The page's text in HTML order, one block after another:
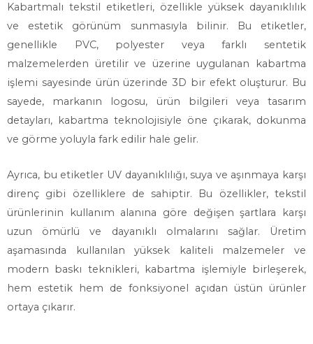
Kabartmalı tekstil etiketleri, özellikle yüksek dayanıklılık
ve estetik görünüm sunmasıyla bilinir. Bu etiketler,
genellikle PVC, polyester veya farklı sentetik
malzemelerden üretilir ve üzerine uygulanan kabartma
işlemi sayesinde ürün üzerinde 3D bir efekt oluşturur. Bu
sayede, markanın logosu, ürün bilgileri veya tasarım
detayları, kabartma teknolojisiyle öne çıkarak, dokunma
ve görme yoluyla fark edilir hale gelir.
Ayrıca, bu etiketler UV dayanıklılığı, suya ve aşınmaya karşı
direnç gibi özelliklere de sahiptir. Bu özellikler, tekstil
ürünlerinin kullanım alanına göre değişen şartlara karşı
uzun ömürlü ve dayanıklı olmalarını sağlar. Üretim
aşamasında kullanılan yüksek kaliteli malzemeler ve
modern baskı teknikleri, kabartma işlemiyle birleşerek,
hem estetik hem de fonksiyonel açıdan üstün ürünler
ortaya çıkarır.